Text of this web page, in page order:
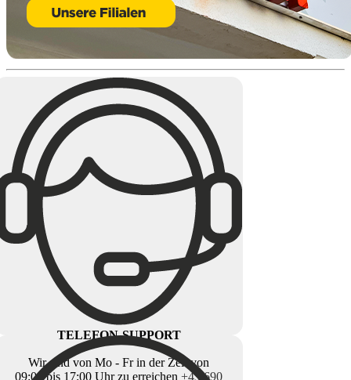
TELEFON-SUPPORT
Wir sind von Mo - Fr in der Zeit von
09:00 bis 17:00 Uhr zu erreichen +43 690